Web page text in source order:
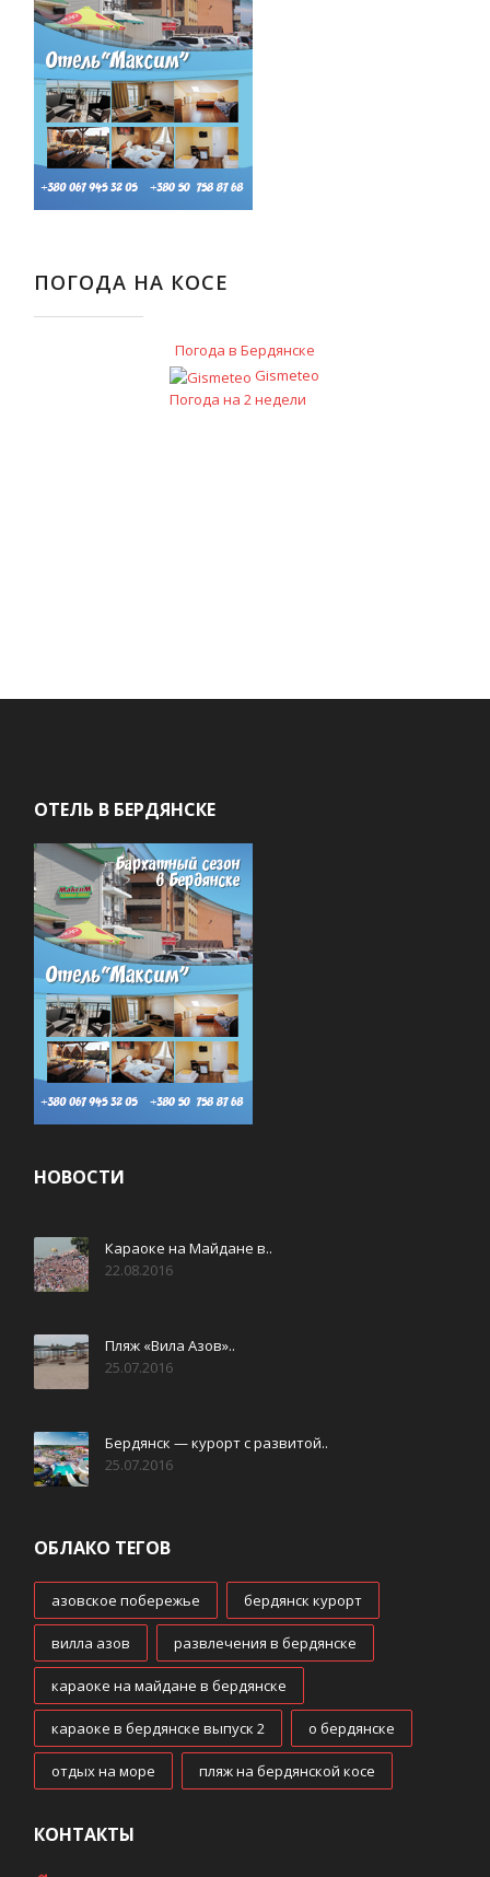
ПОГОДА НА КОСЕ
Погода в Бердянске
Gismeteo
Погода на 2 недели
ОТЕЛЬ В БЕРДЯНСКЕ
НОВОСТИ
Караоке на Майдане в..
22.08.2016
Пляж «Вила Азов»..
25.07.2016
Бердянск — курорт с развитой..
25.07.2016
ОБЛАКО ТЕГОВ
азовское побережье бердянск курорт
вилла азов развлечения в бердянске
караоке на майдане в бердянске
караоке в бердянске выпуск 2 о бердянске
отдых на море пляж на бердянской косе
КОНТАКТЫ